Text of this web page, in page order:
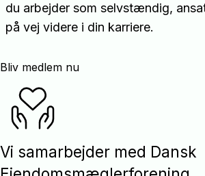
du arbejder som selvstændig,
på vej videre i din karriere.
Bliv medlem nu
Vi samarbejder med Dansk